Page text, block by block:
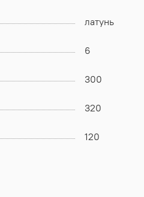
латунь
6
300
320
120